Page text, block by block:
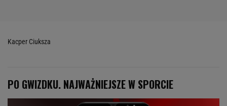
Kacper Ciuksza